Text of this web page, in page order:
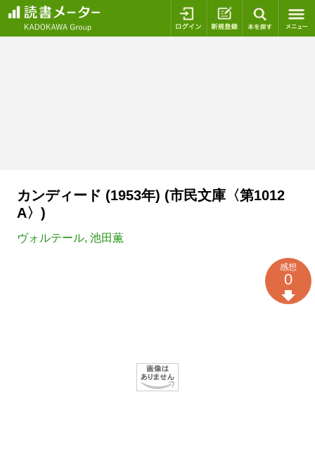
ログイン 新規登録
カンディード (1953年) (市民文庫〈第1012
A〉)
ヴォルテール, 池田薫
感想
0